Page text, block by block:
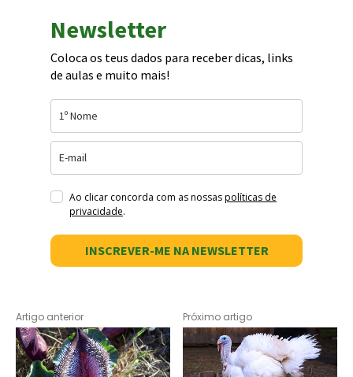
Newsletter
Coloca os teus dados para receber dicas, links
de aulas e muito mais!
Ao clicar concorda com as nossaspolíticas de
privacidade.
INSCREVER-ME NA NEWSLETTER
Artigo anterior Próximo artigo